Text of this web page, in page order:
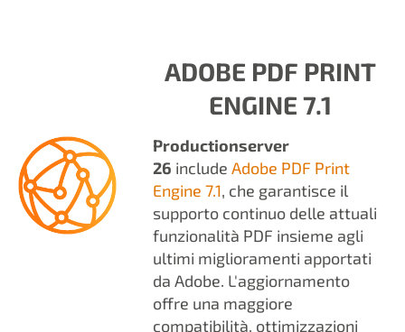
ADOBE PDF PRINT
ENGINE 7.1
Productionserver
26 includeAdobe PDF Print
Engine 7.1, che garantisce il
supporto continuo delle attuali
funzionalità PDF insieme agli
ultimi miglioramenti apportati
da Adobe. L'aggiornamento
offre una maggiore
compatibilità, ottimizzazioni